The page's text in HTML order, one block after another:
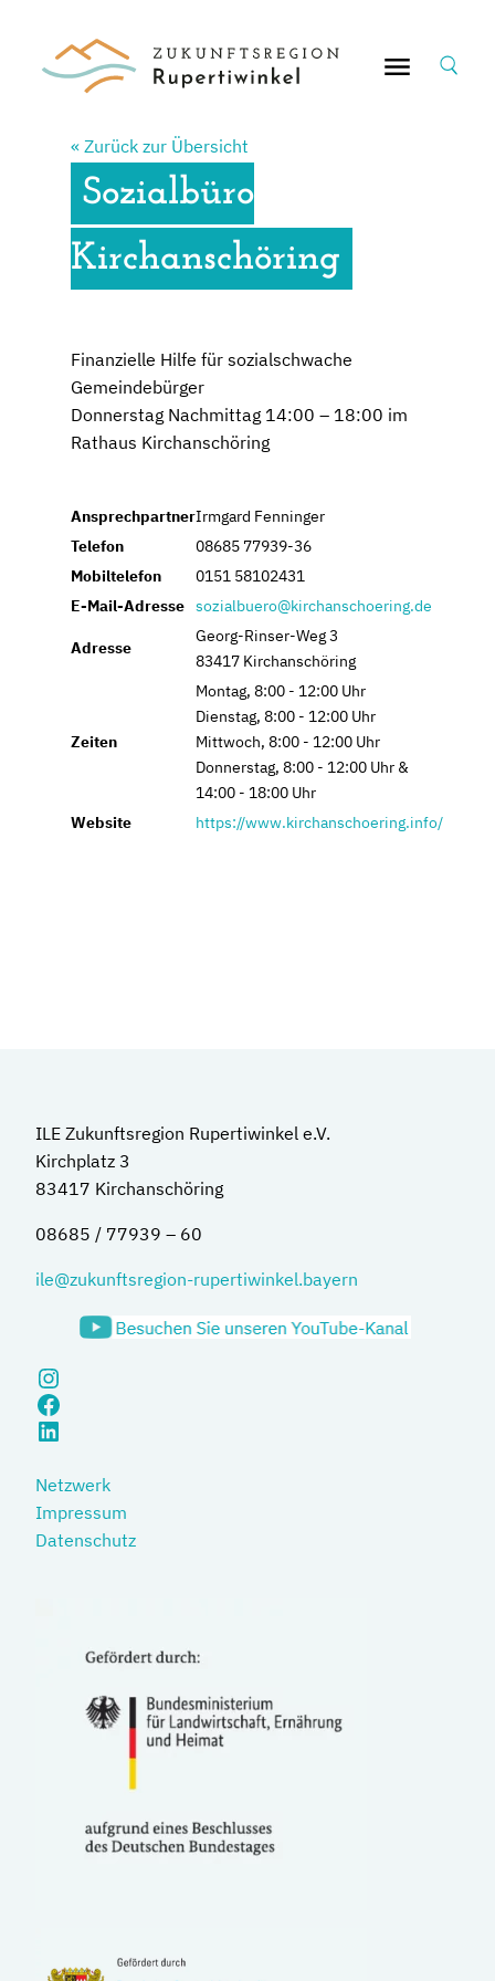
Suche
« Zurück zur Übersicht
Sozialbüro
Kirchanschöring
Finanzielle Hilfe für sozialschwache
Gemeindebürger
Donnerstag Nachmittag 14:00 – 18:00 im
Rathaus Kirchanschöring
AnsprechpartnerIrmgard Fenninger
Telefon
08685 77939-36
Mobiltelefon
0151 58102431
E-Mail-Adresse sozialbuero@kirchanschoering.de
Adresse
Georg-Rinser-Weg 3
83417 Kirchanschöring
Zeiten
Montag, 8:00 - 12:00 Uhr
Dienstag, 8:00 - 12:00 Uhr
Mittwoch, 8:00 - 12:00 Uhr
Donnerstag, 8:00 - 12:00 Uhr &
14:00 - 18:00 Uhr
Website
https://www.kirchanschoering.info/
ILE Zukunftsregion Rupertiwinkel e.V.
Kirchplatz 3
83417 Kirchanschöring
08685 / 77939 – 60
ile@zukunftsregion-rupertiwinkel.bayern
Instagram
Facebook
LinkedIn
Netzwerk
Impressum
Datenschutz